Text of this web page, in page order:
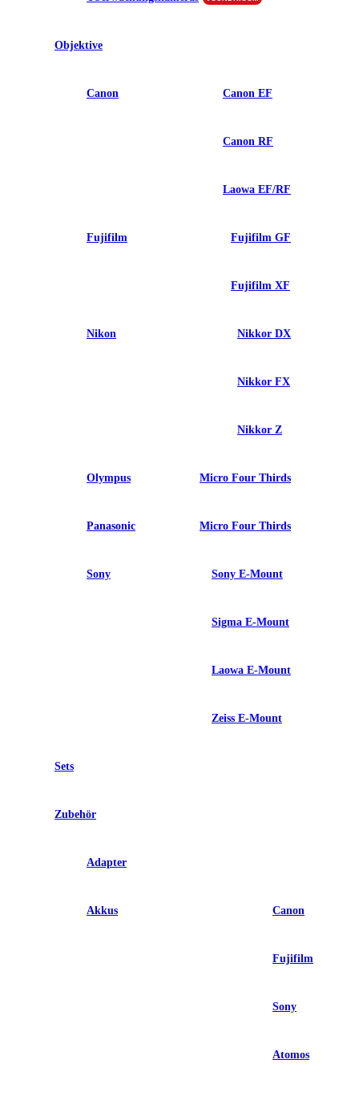
Objektive
Canon Canon EF
Canon RF
Laowa EF/RF
Fujifilm Fujifilm GF
Fujifilm XF
Nikon Nikkor DX
Nikkor FX
Nikkor Z
Olympus Micro Four Thirds
Panasonic Micro Four Thirds
Sony Sony E-Mount
Sigma E-Mount
Laowa E-Mount
Zeiss E-Mount
Sets
Zubehör
Adapter
Akkus Canon
Fujifilm
Sony
Atomos